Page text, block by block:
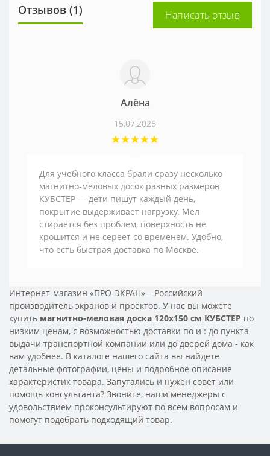
Отзывов (1) Написать отзыв
Алёна
15.07.2026
Для учебного класса брали сразу несколько
магнитно-меловых досок разных размеров
КУБСТЕР — дети пишут каждый день,
покрытие выдерживает нагрузку. Мел
стирается без проблем, поверхность не
крошится и не сереет со временем. Удобно,
что есть быстрая доставка по Москве.
Интернет-магазин «ПРО-ЭКРАН» – Российский
производитель экранов и проектов. У нас вы можете
купить магнитно-меловая доска 120x150 см КУБСТЕР по
низким ценам, с возможностью доставки по и : до пункта
выдачи транспортной компании или до дверей дома - как
вам удобнее. В каталоге нашего сайта вы найдете
детальные фотографии, цены и подробное описание
характеристик товара. Запутались и нужен совет или
помощь консультанта? Звоните, наши менеджеры с
удовольствием проконсультируют по всем вопросам и
помогут подобрать подходящий товар.